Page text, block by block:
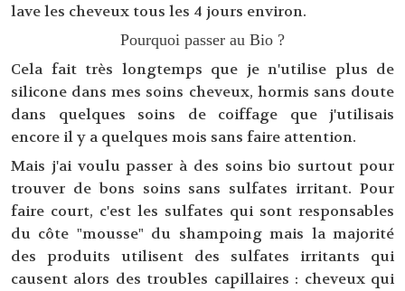
lave les cheveux tous les 4 jours environ.
Pourquoi passer au Bio ?
Cela fait très longtemps que je n'utilise plus de
silicone dans mes soins cheveux, hormis sans doute
dans quelques soins de coiffage que j'utilisais
encore il y a quelques mois sans faire attention.
Mais j'ai voulu passer à des soins bio surtout pour
trouver de bons soins sans sulfates irritant. Pour
faire court, c'est les sulfates qui sont responsables
du côte "mousse" du shampoing mais la majorité
des produits utilisent des sulfates irritants qui
causent alors des troubles capillaires : cheveux qui